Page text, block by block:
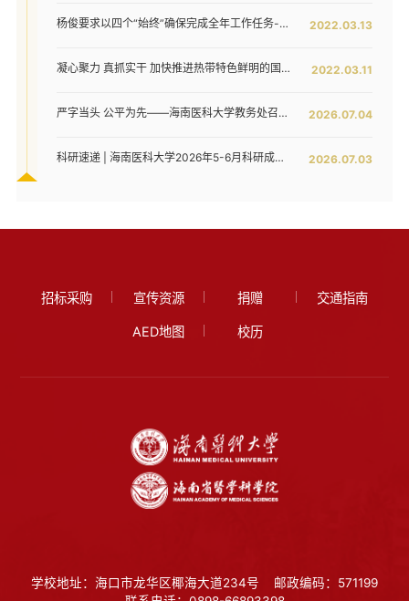
2022.03.13
杨俊要求以四个“始终”确保完成全年工作任务--我校六届五次教代会暨七届二次工代会胜利闭幕
2022.03.11
凝心聚力 真抓实干 加快推进热带特色鲜明的国际化高水平医科大学建设步伐 ——我校六届五次教代会暨七届二次工代会隆重开幕
2026.07.04
严字当头 公平为先——海南医科大学教务处召开2026年上半年监考员培训会
2026.07.03
科研速递 | 海南医科大学2026年5-6月科研成果动态
招标采购 宣传资源 捐赠 交通指南
AED地图 校历
学校地址：海口市龙华区椰海大道234号
邮政编码：571199